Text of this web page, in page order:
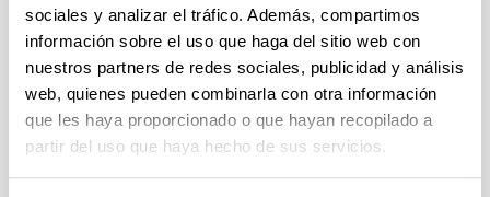
sociales y analizar el tráfico. Además, compartimos
información sobre el uso que haga del sitio web con
nuestros partners de redes sociales, publicidad y análisis
web, quienes pueden combinarla con otra información
que les haya proporcionado o que hayan recopilado a
partir del uso que haya hecho de sus servicios.
Garapen